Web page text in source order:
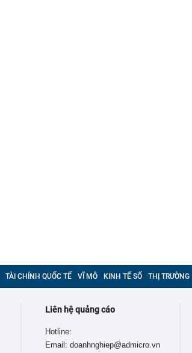
TÀI CHÍNH QUỐC TẾ VĨ MÔ KINH TẾ SỐ THỊ TRƯỜNG
Liên hệ quảng cáo
Hotline:
Email: doanhnghiep@admicro.vn